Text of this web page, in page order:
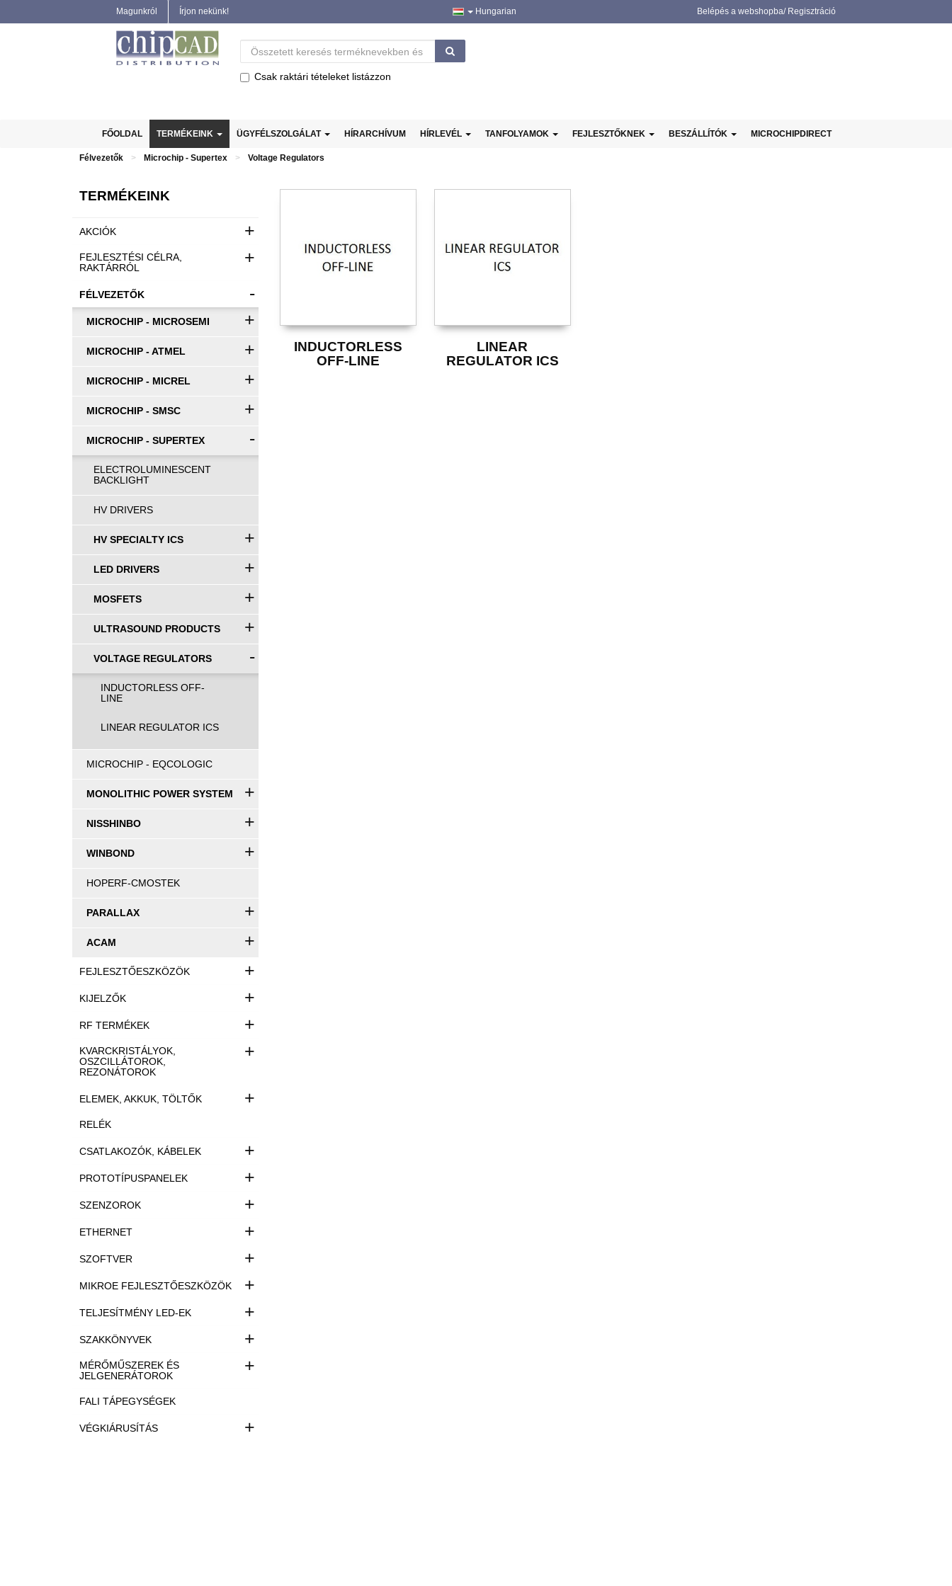
Magunkról Írjon nekünk! Hungarian Belépés a webshopba/ Regisztráció
Csak raktári tételeket listázzon
FŐOLDAL TERMÉKEINK ÜGYFÉLSZOLGÁLAT HÍRARCHÍVUM HÍRLEVÉL TANFOLYAMOK FEJLESZTŐKNEK BESZÁLLÍTÓK MICROCHIPDIRECT
Félvezetők Microchip - Supertex Voltage Regulators
TERMÉKEINK
AKCIÓK +
FEJLESZTÉSI CÉLRA,
RAKTÁRRÓL
+
FÉLVEZETŐK -
MICROCHIP - MICROSEMI +
MICROCHIP - ATMEL +
MICROCHIP - MICREL +
MICROCHIP - SMSC +
MICROCHIP - SUPERTEX -
ELECTROLUMINESCENT
BACKLIGHT
HV DRIVERS
HV SPECIALTY ICS +
LED DRIVERS +
MOSFETS +
ULTRASOUND PRODUCTS +
VOLTAGE REGULATORS -
INDUCTORLESS OFF-
LINE
LINEAR REGULATOR ICS
MICROCHIP - EQCOLOGIC
MONOLITHIC POWER SYSTEM +
NISSHINBO +
WINBOND +
HOPERF-CMOSTEK
PARALLAX +
ACAM +
FEJLESZTŐESZKÖZÖK +
KIJELZŐK +
RF TERMÉKEK +
KVARCKRISTÁLYOK,
OSZCILLÁTOROK,
REZONÁTOROK
+
ELEMEK, AKKUK, TÖLTŐK +
RELÉK
CSATLAKOZÓK, KÁBELEK +
PROTOTÍPUSPANELEK +
SZENZOROK +
ETHERNET +
SZOFTVER +
MIKROE FEJLESZTŐESZKÖZÖK +
TELJESÍTMÉNY LED-EK +
SZAKKÖNYVEK +
MÉRŐMŰSZEREK ÉS
JELGENERÁTOROK
+
FALI TÁPEGYSÉGEK
VÉGKIÁRUSÍTÁS +
INDUCTORLESS
OFF-LINE
LINEAR
REGULATOR ICS